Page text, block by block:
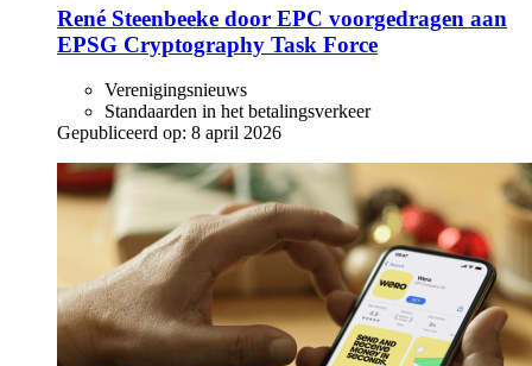
René Steenbeeke door EPC voorgedragen aan
EPSG Cryptography Task Force
Verenigingsnieuws
Standaarden in het betalingsverkeer
Gepubliceerd op: 8 april 2026